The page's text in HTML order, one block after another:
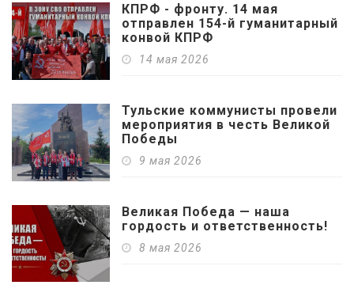
КПРФ - фронту. 14 мая
отправлен 154-й гуманитарный
конвой КПРФ
14 мая 2026
Тульские коммунисты провели
мероприятия в честь Великой
Победы
9 мая 2026
Великая Победа — наша
гордость и ответственность!
8 мая 2026